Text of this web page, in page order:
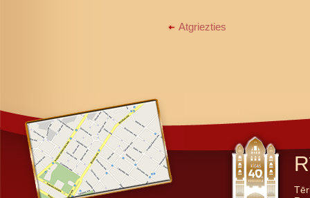
Atgriezties